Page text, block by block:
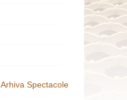
Arhiva Spectacole